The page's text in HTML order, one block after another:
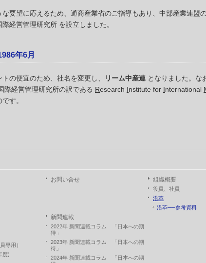
要望に応えるため、通商産業省のご指導もあり、中部産業連盟
経営管理研究所 を設立しました。
年6月
の便宜のため、社名を変更し、 リーム中産連 となりました。な
際経営管理研究所の訳である Research Institute for International
す。
お問い合せ 組織概要
役員、社員
沿革
沿革──参考資料
専用）
度)
新聞連載
2022年 新聞連載コラム 「日本への期
待」
2023年 新聞連載コラム 「日本への期
待」
2024年 新聞連載コラム 「日本への期